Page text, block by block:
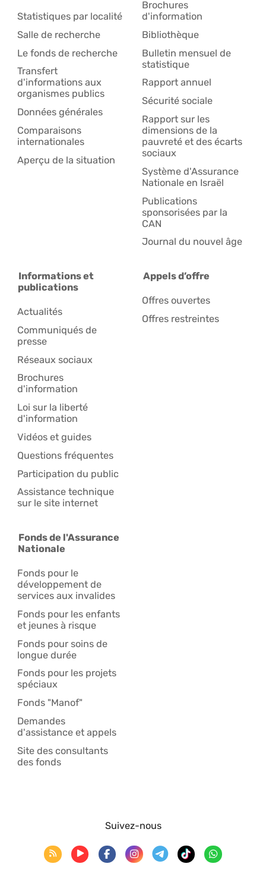
Statistiques par localité
Salle de recherche
Le fonds de recherche
Transfert
d'informations aux
organismes publics
Données générales
Comparaisons
internationales
Aperçu de la situation
Brochures
d'information
Bibliothèque
Bulletin mensuel de
statistique
Rapport annuel
Sécurité sociale
Rapport sur les
dimensions de la
pauvreté et des écarts
sociaux
Système d'Assurance
Nationale en Israël
Publications
sponsorisées par la
CAN
Journal du nouvel âge
Informations et
publications
Actualités
Communiqués de
presse
Réseaux sociaux
Brochures
d'information
Loi sur la liberté
d'information
Vidéos et guides
Questions fréquentes
Participation du public
Assistance technique
sur le site internet
Appels d’offre
Offres ouvertes
Offres restreintes
Fonds de l'Assurance
Nationale
Fonds pour le
développement de
services aux invalides
Fonds pour les enfants
et jeunes à risque
Fonds pour soins de
longue durée
Fonds pour les projets
spéciaux
Fonds "Manof"
Demandes
d'assistance et appels
Site des consultants
des fonds
Suivez-nous